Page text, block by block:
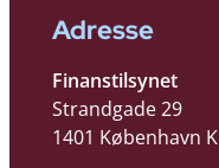
Adresse
Finanstilsynet
Strandgade 29
1401 København K